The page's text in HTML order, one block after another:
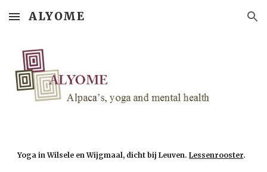
Skip to main content Skip to navigation
ALYOME
Yoga in Wilsele en Wijgmaal, dicht bij Leuven.Lessenrooster.